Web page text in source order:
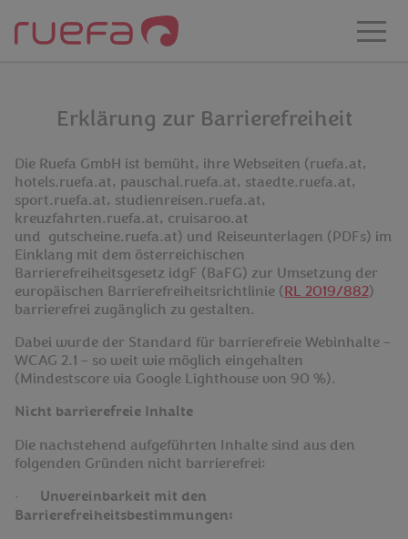
Zum Hauptinhalt springen
Erklärung zur Barrierefreiheit
Die Ruefa GmbH ist bemüht, ihre Webseiten (ruefa.at,
hotels.ruefa.at, pauschal.ruefa.at, staedte.ruefa.at,
sport.ruefa.at, studienreisen.ruefa.at,
kreuzfahrten.ruefa.at, cruisaroo.at
und gutscheine.ruefa.at) und Reiseunterlagen (PDFs) im
Einklang mit dem österreichischen
Barrierefreiheitsgesetz idgF (BaFG) zur Umsetzung der
europäischen Barrierefreiheitsrichtlinie (RL 2019/882)
barrierefrei zugänglich zu gestalten.
Dabei wurde der Standard für barrierefreie Webinhalte –
WCAG 2.1 – so weit wie möglich eingehalten
(Mindestscore via Google Lighthouse von 90 %).
Nicht barrierefreie Inhalte
Die nachstehend aufgeführten Inhalte sind aus den
folgenden Gründen nicht barrierefrei:
·
Unvereinbarkeit mit den
Barrierefreiheitsbestimmungen: